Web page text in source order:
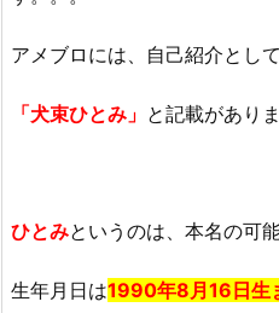
井
き
ち
ろ
アメブロには、自己紹介として
「犬束ひとみ」 と記載がありま
ひとみというのは、本名の可
生年月日は1990年8月16日生